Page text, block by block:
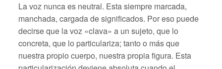
La voz nunca es neutral. Esta siempre marcada,
manchada, cargada de significados. Por eso puede
decirse que la voz «clava» a un sujeto, que lo
concreta, que lo particulariza; tanto o más que
nuestra propio cuerpo, nuestra propia figura. Esta